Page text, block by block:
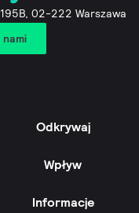
02-222 Warszawa
Odkrywaj
Wpływ
Informacje